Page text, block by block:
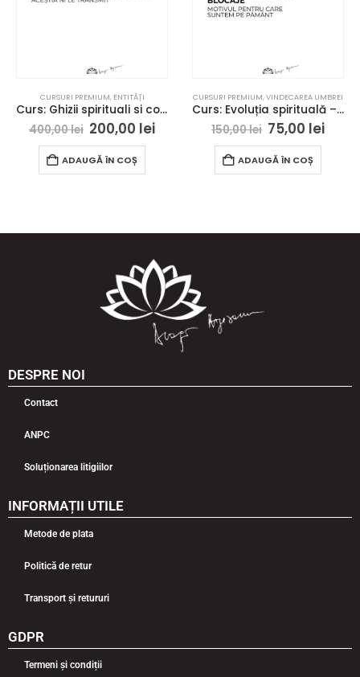
CURSURI PREMIUM, ENTITĂȚI
Curs: Ghizii spirituali si conexiunea cu acestia in evolutia spirituala
400,00lei 200,00 lei
ADAUGĂ ÎN COȘ
CURSURI PREMIUM,VINDECAREA UMBREI
Curs: Evoluția spirituală – convingeri greșite, blocaje
150,00lei 75,00 lei
ADAUGĂ ÎN COȘ
DESPRE NOI
Contact
ANPC
Soluționarea litigiilor
INFORMAȚII UTILE
Metode de plata
Politică de retur
Transport și retururi
GDPR
Termeni și condiții